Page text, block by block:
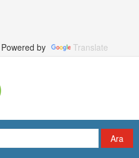
Powered by Translate